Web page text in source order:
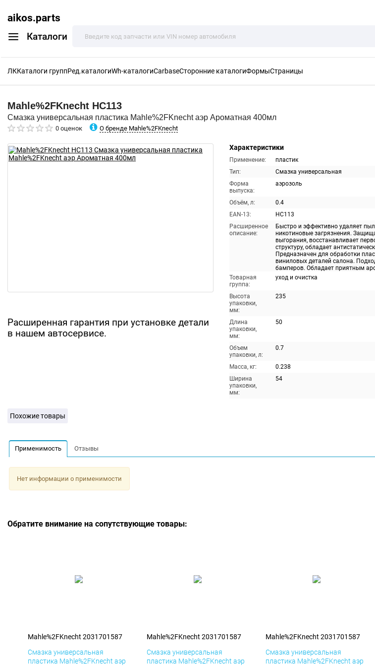
aikos.parts
Каталоги
ЛККаталоги группРед.каталогиWh-каталогиCarbaseСторонние каталогиФормыСтраницы
Mahle%2FKnecht HC113
Смазка универсальная пластика Mahle%2FKnecht аэр Ароматная 400мл
0 оценок О бренде Mahle%2FKnecht
Расширенная гарантия при установке детали
в нашем автосервисе.
Характеристики
Применение:
пластик
Тип:
Смазка универсальная
Форма
выпуска:
аэрозоль
Объём, л:
0.4
EAN-13:
HC113
Расширенное
описание:
Быстро и эффективно удаляет
никотиновые загрязнения.
выгорания, восстанавливает
структуру, обладает
Предназначен для обработки
виниловых деталей салона.
бамперов. Обладает приятным
Товарная
группа:
уход и очистка
Высота
упаковки,
мм:
235
Длина
упаковки,
мм:
50
Объем
упаковки, л:
0.7
Масса, кг:
0.238
Ширина
упаковки,
мм:
54
Похожие товары
Применимость Отзывы
Нет информации о применимости
Обратите внимание на сопутствующие товары:
Mahle%2FKnecht 2031701587
Смазка универсальная
пластика Mahle%2FKnecht аэр
Mahle%2FKnecht 2031701587
Смазка универсальная
пластика Mahle%2FKnecht аэр
Mahle%2FKnecht 2031701587
Смазка универсальная
пластика Mahle%2FKnecht аэр